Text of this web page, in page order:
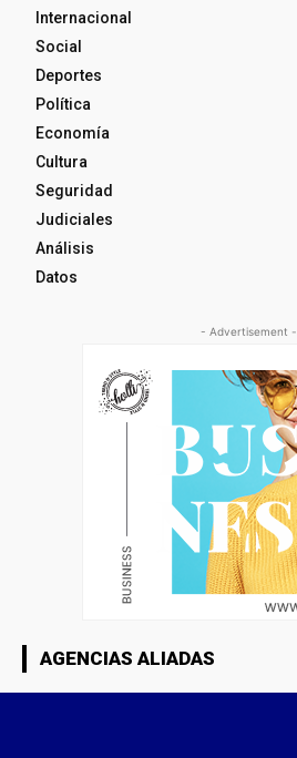
Internacional
Social
Deportes
Política
Economía
Cultura
Seguridad
Judiciales
Análisis
Datos
- Advertisement -
AGENCIAS ALIADAS